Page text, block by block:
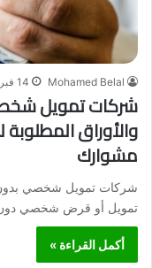
Mohamed Belal 14 فبراير 2021
شركات تمويل
والأوراق
مشوارك
شركات تمويل شخصي بدون
تمويل أو قرض شخصي دون
أكمل القراءة »